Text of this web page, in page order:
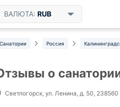
ВАЛЮТА: RUB
Санатории Россия
о
Светлогорск, ул. Ленина, д. 50, 238560